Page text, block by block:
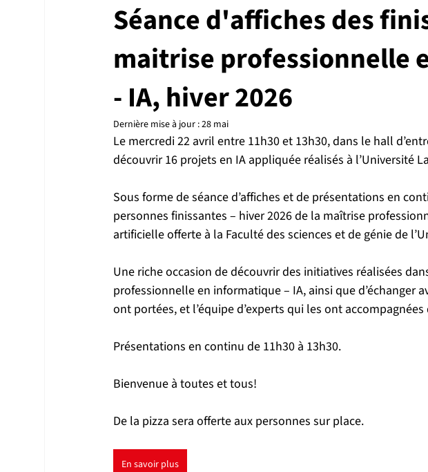
Séance d'affiches des
maitrise professionnelle
- IA, hiver 2026
Dernière mise à jour :28 mai
Le mercredi 22 avril entre 11h30 et 13h30, dans le hall
découvrir 16 projets en IA appliquée réalisés à l’Université
Sous forme de séance d’affiches et de présentations en
personnes finissantes – hiver 2026 de la maîtrise
artificielle offerte à la Faculté des sciences et de génie de
Une riche occasion de découvrir des initiatives réalisées
professionnelle en informatique – IA, ainsi que d’échanger
ont portées, et l’équipe d’experts qui les ont
Présentations en continu de 11h30 à 13h30.
Bienvenue à toutes et tous!
De la pizza sera offerte aux personnes sur place.
En savoir plus